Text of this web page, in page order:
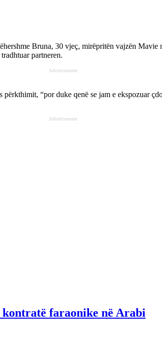
Bruna, 30 vjeç, mirëpritën vajzën
partneren.
Advertisement
“por duke qenë se jam e ekspozuar
Advertisement
kontratë faraonike në Arabi